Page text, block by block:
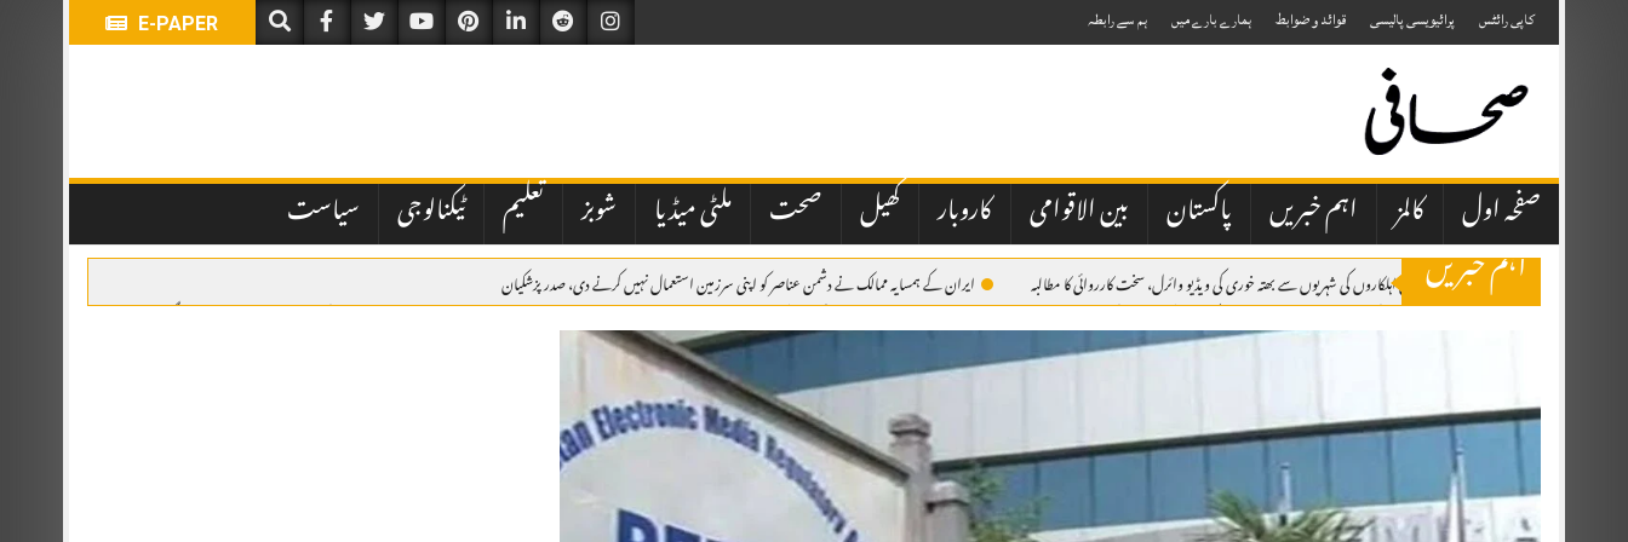
to
content
E-PAPER کاپی رائٹس پرائیویسی پالیسی قوائد و ضوابط ہمارے بارے میں ہم سے رابطہ
صفحہ اول کالمز اہم خبریں پاکستان بین الاقوامی کاروبار کھیل صحت ملٹی میڈیا شوبز تعلیم ٹیکنالوجی سیاست
اہم خبریں
کراچی میں مبینہ پولیس اہلکاروں کی شہریوں سے بھتہ خوری کی ویڈیو وائرل، سخت کارروائی کا مطالبہ ایران کے ہمسایہ ممالک نے دشمن عناصر کو اپنی سرزمین استعمال نہیں کرنے دی، صدر پزشکیان
اسلام آباد: وفاقی حکومت کی جانب سے نیشنل بینک آف پاکستان کے نئے صدر کی تعیناتی میں تاخیر نے انتظامی اور قانونی پہلوؤں پر سوالات کھڑے کر دیے ہیں۔ وزیراعظم شہباز شریف شہزادہ محمد بن سلمان بن عبدالعزیز آل سعود کی دعوت پر سعودی عرب پہنچ گئے۔
اسلام آباد: پاکستان مسلم لیگ نے پارٹی کی میڈیا حکمتِ عملی کو جدید، مؤثر اور مربوط بنانے کے لیے اہم تنظیمی اقدامات کرتے ہوئے چیف آرگنائزر ڈاکٹر محمد امجد کو صدر پاکستان مسلم لیگ چوہدری شجاعت حسین کا مشیر برائے ابلاغِ عامہ مقرر کر دیا ہے۔